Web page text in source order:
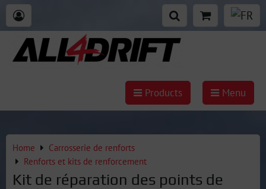
Products Menu
Home
Carrosserie de renforts
Renforts et kits de renforcement
Kit de réparation des points de